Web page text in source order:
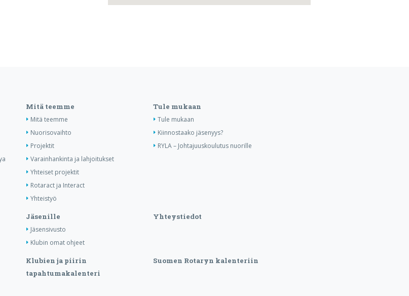
Mitä teemme
Mitä teemme
Nuorisovaihto
Projektit
Varainhankinta ja lahjoitukset
Yhteiset projektit
Rotaract ja Interact
Yhteistyö
Tule mukaan
Tule mukaan
Kiinnostaako jäsenyys?
RYLA – Johtajuuskoulutus nuorille
Jäsenille
Jäsensivusto
Klubin omat ohjeet
Yhteystiedot
Klubien ja piirin
tapahtumakalenteri
Suomen Rotaryn kalenteriin